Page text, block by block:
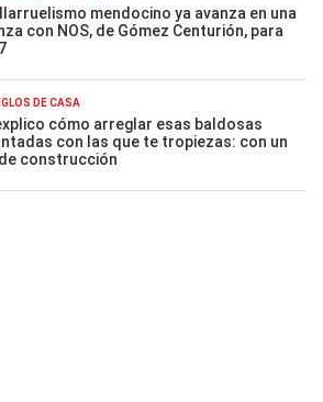
mendocino ya avanza en una
con NOS, de Gómez Centurión, para
DE CASA
cómo arreglar esas baldosas
con las que te tropiezas: con un
de construcción